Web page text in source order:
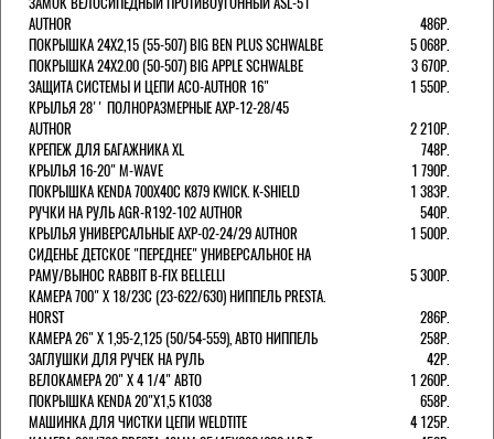
AUTHOR
486Р.
ПОКРЫШКА 24X2,15 (55-507) BIG BEN PLUS SCHWALBE
5 068Р.
ПОКРЫШКА 24X2.00 (50-507) BIG APPLE SCHWALBE
3 670Р.
ЗАЩИТА СИСТЕМЫ И ЦЕПИ ACO-AUTHOR 16"
1 550Р.
КРЫЛЬЯ 28'' ПОЛНОРАЗМЕРНЫЕ AXP-12-28/45
AUTHOR
2 210Р.
КРЕПЕЖ ДЛЯ БАГАЖНИКА XL
748Р.
КРЫЛЬЯ 16-20" M-WAVE
1 790Р.
ПОКРЫШКА KENDA 700Х40С K879 KWICK. K-SHIELD
1 383Р.
РУЧКИ НА РУЛЬ AGR-R192-102 AUTHOR
540Р.
КРЫЛЬЯ УНИВЕРСАЛЬНЫЕ AXP-02-24/29 AUTHOR
1 500Р.
СИДЕНЬЕ ДЕТСКОЕ "ПЕРЕДНЕЕ" УНИВЕРСАЛЬНОЕ НА
РАМУ/ВЫНОС RABBIT B-FIX BELLELLI
5 300Р.
КАМЕРА 700" Х 18/23C (23-622/630) НИППЕЛЬ PRESTA.
HORST
286Р.
КАМЕРА 26" X 1,95-2,125 (50/54-559), АВТО НИППЕЛЬ
258Р.
ЗАГЛУШКИ ДЛЯ РУЧЕК НА РУЛЬ
42Р.
ВЕЛОКАМЕРА 20" Х 4 1/4" АВТО
1 260Р.
ПОКРЫШКА KENDA 20"Х1,5 K1038
658Р.
МАШИНКА ДЛЯ ЧИСТКИ ЦЕПИ WELDTITE
4 125Р.